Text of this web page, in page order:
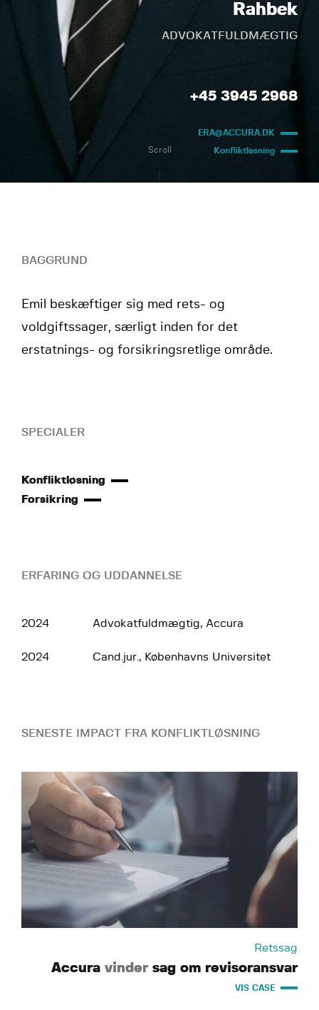
Rahbek
ADVOKATFULDMÆGTIG
+45 3945 2968
ERA@ACCURA.DK
Konfliktløsning
Scroll
BAGGRUND
Emil beskæftiger sig med rets- og
voldgiftssager, særligt inden for det
erstatnings- og forsikringsretlige område.
SPECIALER
Konfliktløsning
Forsikring
ERFARING OG UDDANNELSE
2024 Advokatfuldmægtig, Accura
2024 Cand.jur., Københavns Universitet
SENESTE IMPACT FRA KONFLIKTLØSNING
Retssag
Accura vindersag om revisoransvar
VIS CASE